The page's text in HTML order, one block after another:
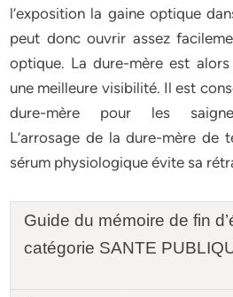
l’exposition la gaine optique
peut donc ouvrir assez
optique. La dure-mère est alors
une meilleure visibilité. Il est
dure-mère pour les
L’arrosage de la dure-mère de
sérum physiologique évite sa
Guide du mémoire de fin
catégorie SANTE